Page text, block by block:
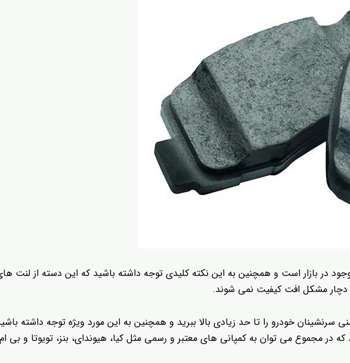
در بازار است و همچنین به این نکته کلیدی توجه داشته باشید که این دسته از لنت
دچار مشکل افت کیفیت نمی شوند.
سرنشینان خودرو را تا حد زیادی بالا ببرید و همچنین به این مورد ویژه توجه داشته
مجموع می توان به کمپانی های معتبر و رسمی مثل کیا، هیوندای، بنز، تویوتا و بی ام